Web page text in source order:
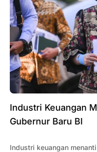
Industri Keuangan
Gubernur Baru BI
Industri keuangan